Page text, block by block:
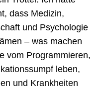
dass Medizin,
und Psychologie
– was machen
vom Programmieren,
leben,
und Krankheiten